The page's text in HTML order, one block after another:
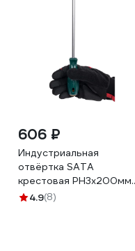
606 ₽
Индустриальная
отвёртка SATA
крестовая PH3x200мм.
Эталон для монтажных
4.9(8)